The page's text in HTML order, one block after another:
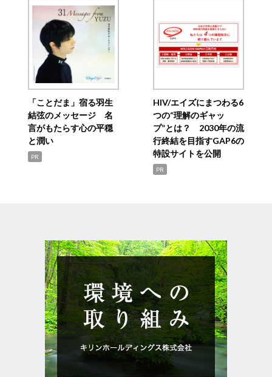
「ことだま」宿る羽生
結弦のメッセージ 名
言がもたらす心の平穏
と潤い
PR
HIV/エイズにまつわる6
つの“理解のギャッ
プ”とは？ 2030年の流
行終結を目指すGAP6の
特設サイトを公開
PR